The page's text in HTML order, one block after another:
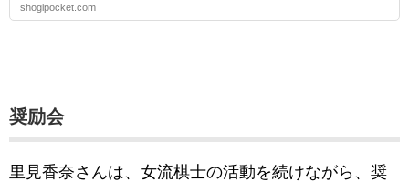
shogipocket.com
奨励会
里見香奈さんは、女流棋士の活動を続けながら、奨